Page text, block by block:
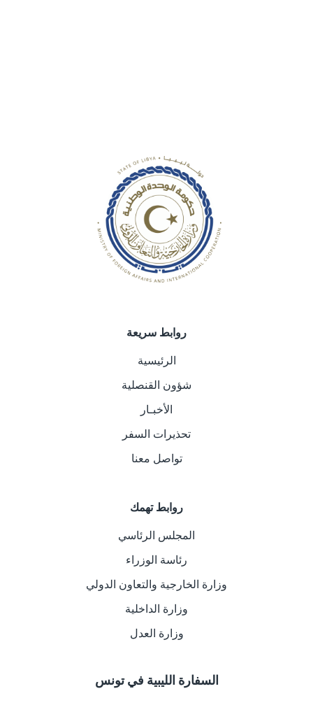
روابط سريعة
الرئيسية
شؤون القنصلية
الأخبـار
تحذيرات السفر
تواصل معنا
روابط تهمك
المجلس الرئاسي
رئاسة الوزراء
وزارة الخارجية والتعاون الدولي
وزارة الداخلية
وزارة العدل
السفارة الليبية في تونس